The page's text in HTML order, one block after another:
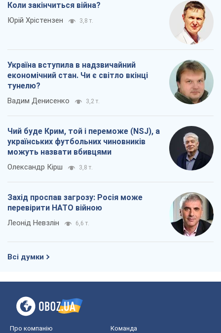
Коли закінчиться війна?
Юрій Хрістензен 3,8 т.
Україна вступила в надзвичайний
економічний стан. Чи є світло вкінці
тунелю?
Вадим Денисенко 3,2 т.
Чий буде Крим, той і переможе (NSJ), а
українських футбольних чиновників
можуть назвати вбивцями
Олександр Кірш 3,8 т.
Захід проспав загрозу: Росія може
перевірити НАТО війною
Леонід Невзлін 6,6 т.
Всі думки
Про компанію Команда